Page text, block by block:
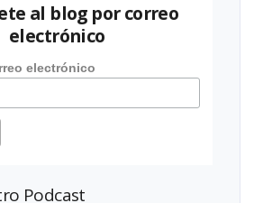
al blog por correo
electrónico
electrónico
Podcast